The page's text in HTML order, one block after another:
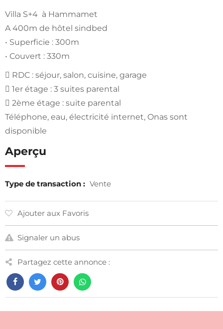
Villa S+4 à Hammamet
A 400m de hôtel sindbed
• Superficie : 300m
• Couvert : 330m
 RDC : séjour, salon, cuisine, garage
 1er étage : 3 suites parental
 2ème étage : suite parental
Téléphone, eau, électricité internet, Onas sont
disponible
Aperçu
Type de transaction : Vente
Ajouter aux Favoris
Signaler un abus
Partagez cette annonce :